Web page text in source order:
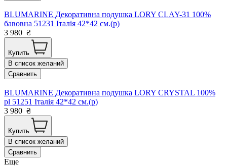
BLUMARINE Декоративна подушка LORY CLAY-31 100%
бавовна 51231 Італія 42*42 см.(р)
3 980 ₴
Купить
В список желаний
Сравнить
BLUMARINE Декоративна подушка LORY CRYSTAL 100%
pl 51251 Італія 42*42 см.(р)
3 980 ₴
Купить
В список желаний
Сравнить
Еще